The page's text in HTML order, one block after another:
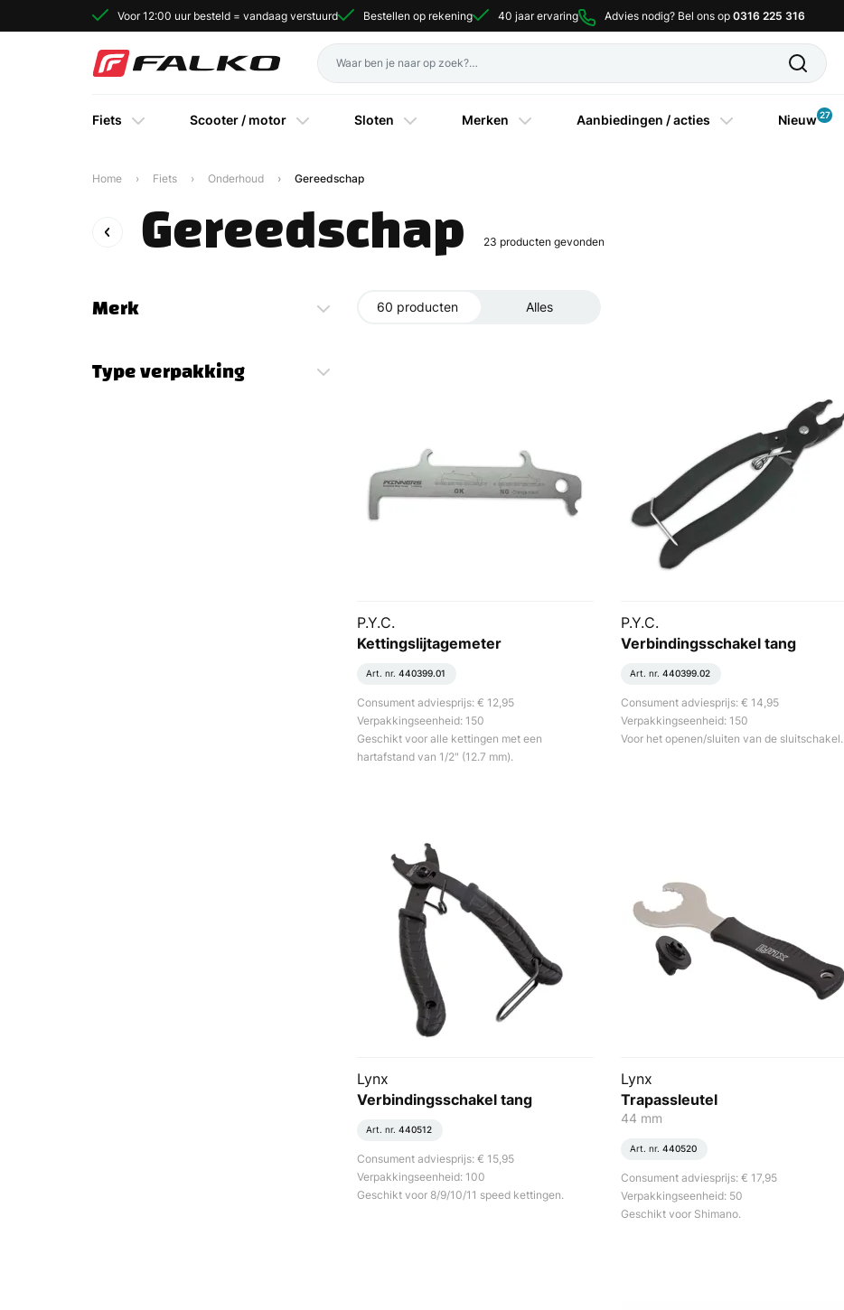
Voor 12:00 uur besteld = vandaag verstuurd Bestellen op rekening 40 jaar ervaring Advies nodig? Bel ons op 0316 225 316
Fiets Scooter / motor Sloten Merken Aanbiedingen / acties Nieuw 27
Home Fiets Onderhoud Gereedschap
Gereedschap 23 producten gevonden
Merk
Type verpakking
60 producten Alles
P.Y.C.
Kettingslijtagemeter
Art. nr. 440399.01
Consument adviesprijs: € 12,95
Verpakkingseenheid: 150
Geschikt voor alle kettingen met een
hartafstand van 1/2" (12.7 mm).
P.Y.C.
Verbindingsschakel tang
Art. nr. 440399.02
Consument adviesprijs: € 14,95
Verpakkingseenheid: 150
Voor het openen/sluiten van de sluitschakel.
Lynx
Verbindingsschakel tang
Art. nr. 440512
Consument adviesprijs: € 15,95
Verpakkingseenheid: 100
Geschikt voor 8/9/10/11 speed kettingen.
Lynx
Trapassleutel
44 mm
Art. nr. 440520
Consument adviesprijs: € 17,95
Verpakkingseenheid: 50
Geschikt voor Shimano.